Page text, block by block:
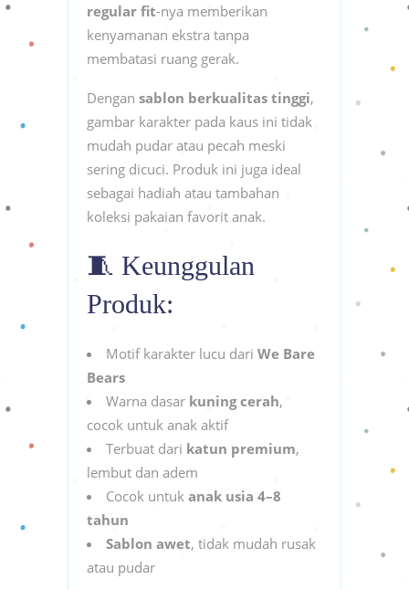
regular fit-nya memberikan
kenyamanan ekstra tanpa
membatasi ruang gerak.
Dengan sablon berkualitas tinggi,
gambar karakter pada kaus ini tidak
mudah pudar atau pecah meski
sering dicuci. Produk ini juga ideal
sebagai hadiah atau tambahan
koleksi pakaian favorit anak.
🧵 Keunggulan
Produk:
Motif karakter lucu dari We Bare
Bears
Warna dasar kuning cerah,
cocok untuk anak aktif
Terbuat dari katun premium,
lembut dan adem
Cocok untuk anak usia 4–8
tahun
Sablon awet, tidak mudah rusak
atau pudar